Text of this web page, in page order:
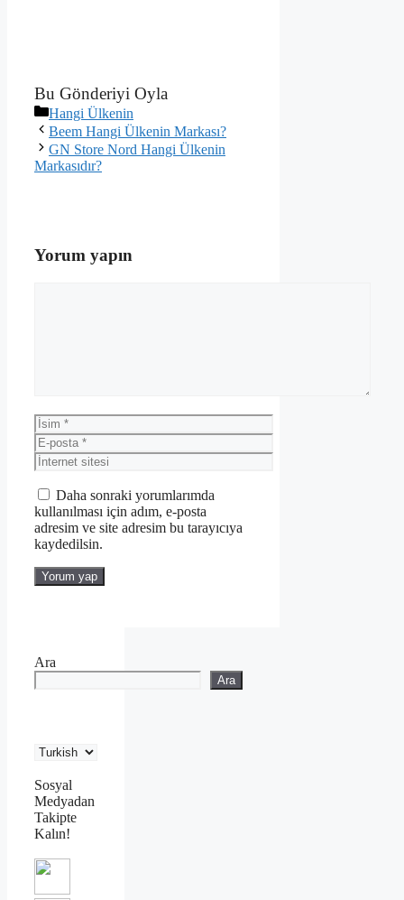
Bu Gönderiyi Oyla
Kategoriler
Hangi Ülkenin
Beem Hangi Ülkenin Markası?
GN Store Nord Hangi Ülkenin
Markasıdır?
Yorum yapın
İsim
E-
posta
İnternet
sitesi
Daha sonraki yorumlarımda
kullanılması için adım, e-posta
adresim ve site adresim bu tarayıcıya
kaydedilsin.
Ara
Ara
Sosyal
Medyadan
Takipte
Kalın!